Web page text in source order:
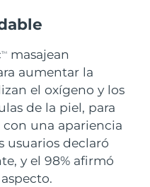
TM
masajean
aumentar la
el oxígeno y los
de la piel, para
una apariencia
usuarios declaró
y el 98% afirmó
Entrega prevista
Entrega prevista8/12/26
Entrega prevista8/20/26
Entrega prevista